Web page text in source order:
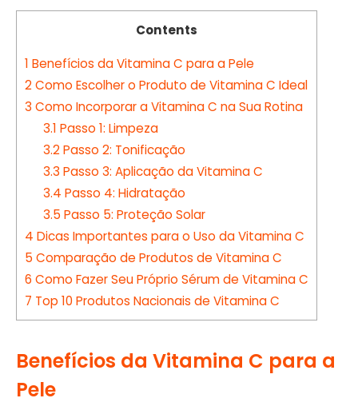
Contents
1 Benefícios da Vitamina C para a Pele
2Como Escolher o Produto de Vitamina C Ideal
3 Como Incorporar a Vitamina C na Sua Rotina
3.1 Passo 1: Limpeza
3.2Passo 2: Tonificação
3.3 Passo 3: Aplicação da Vitamina C
3.4 Passo 4: Hidratação
3.5 Passo 5: Proteção Solar
4 Dicas Importantes para o Uso da Vitamina C
5 Comparação de Produtos de Vitamina C
6 Como Fazer Seu Próprio Sérum de Vitamina C
7 Top 10 Produtos Nacionais de Vitamina C
Benefícios da Vitamina C para a
Pele